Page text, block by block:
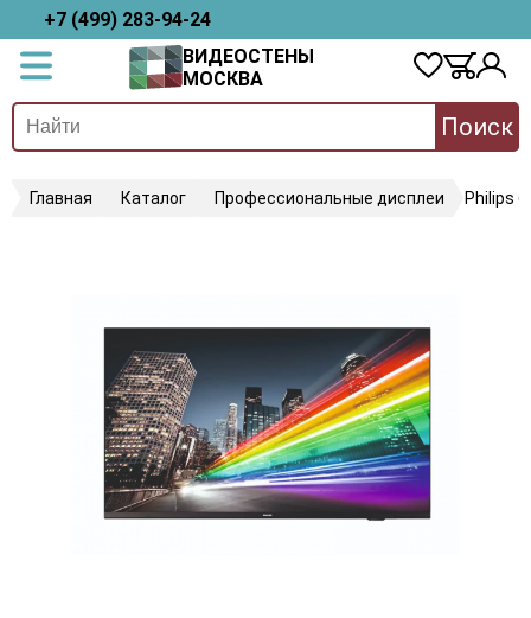
+7 (499) 283-94-24
ВИДЕОСТЕНЫ
МОСКВА
Поиск
Главная Каталог Профессиональные дисплеи Philips